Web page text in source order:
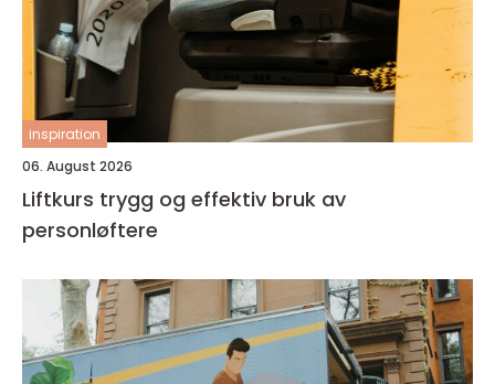
inspiration
06. August 2026
Liftkurs trygg og effektiv bruk av
personløftere